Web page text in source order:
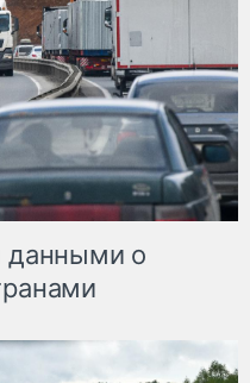
данными о